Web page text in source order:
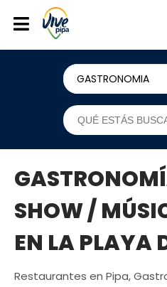
GASTRONOMIA
SHOW /
EN LA PLAYA
Restaurantes en Pipa,